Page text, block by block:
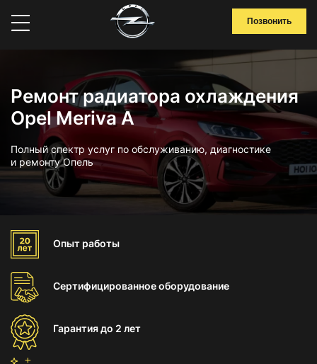
Позвонить
Ремонт радиатора охлаждения
Opel Meriva A
Полный спектр услуг по обслуживанию, диагностике
и ремонту Опель
Опыт работы
Сертифицированноеоборудование
Гарантиядо 2 лет